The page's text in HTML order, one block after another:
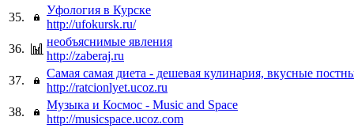
35.
Уфология в Курске
http://ufokursk.ru/
36.
необъяснимые явления
http://zaberaj.ru
37.
Самая самая диета - дешевая кулинария, вкусные
http://ratcionlyet.ucoz.ru
38.
Музыка и Космос - Music and Space
http://musicspace.ucoz.com